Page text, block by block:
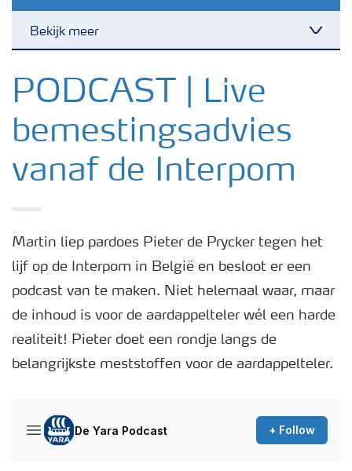
Bekijk meer
Nieuwsbrieven
Gewassen
Meststoffen
Webinars
PODCAST | Live
bemestingsadvies
vanaf de Interpom
Martin liep pardoes Pieter de Prycker tegen het
lijf op de Interpom in België en besloot er een
podcast van te maken. Niet helemaal waar, maar
de inhoud is voor de aardappelteler wél een harde
realiteit! Pieter doet een rondje langs de
belangrijkste meststoffen voor de aardappelteler.